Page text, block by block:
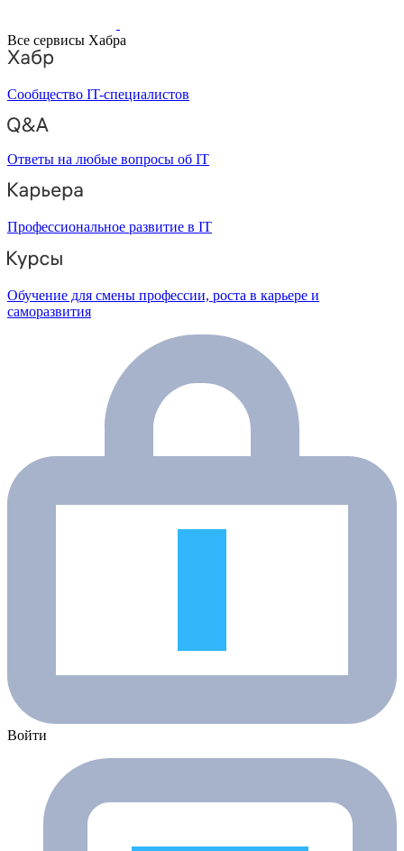
Все сервисы Хабра
Сообщество IT-специалистов
Ответы на любые вопросы об IT
Профессиональное развитие в IT
Обучение для смены профессии, роста в карьере и
саморазвития
Войти